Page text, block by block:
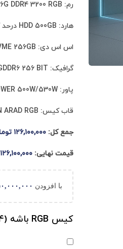
رم: RAM 16G DDR4 3200 RGB درحدآکبند
هارد: HDD 500GB درحد آک سلامت 100
اس اس دی: SSD NVME 256GB آکبند
گرافیک: RTX 2060 SUPER 8G GDDR6 256 BIT
پاور: POWER 500W/530W در حد آکبند
قاب کیس: GREEN ARAD RGB مشابه آکبند
جمع کل: ۱۲۶,۱۰۰,۰۰۰
قیمت نهایی: ۱۲۶,۱۰۰,۰۰۰
با افزودن
کیس RGB باشه (4 فن)